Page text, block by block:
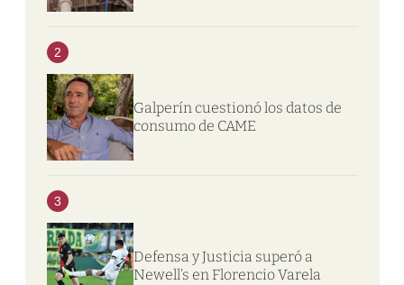
2
Galperín cuestionó los datos de
consumo de CAME
3
Defensa y Justicia superó a
Newell’s en Florencio Varela